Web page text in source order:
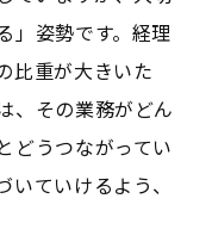
」姿勢です。経理
比重が大きいた
、その業務がどん
どうつながってい
ていけるよう、